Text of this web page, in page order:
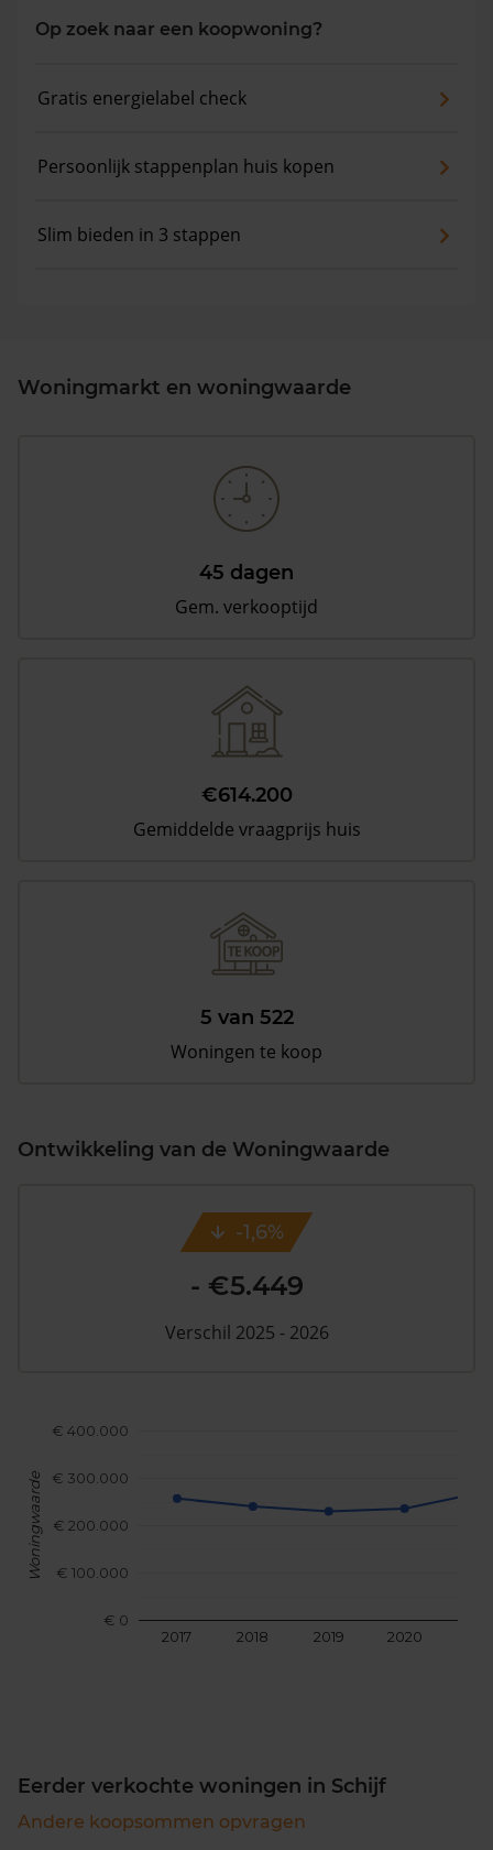
Op zoek naar een koopwoning?
Gratis energielabel check
Persoonlijk stappenplan huis kopen
Slim bieden in 3 stappen
Woningmarkt en woningwaarde
45 dagen
Gem. verkooptijd
€614.200
Gemiddelde vraagprijs huis
5 van 522
Woningen te koop
Ontwikkeling van de Woningwaarde
2017 2018 2019 2020
€ 0
€ 100.000
€ 200.000
€ 300.000
€ 400.000
Woningwaarde
-1,6%
- €5.449
Verschil 2025 - 2026
Eerder verkochte woningen in Schijf
Andere koopsommen opvragen